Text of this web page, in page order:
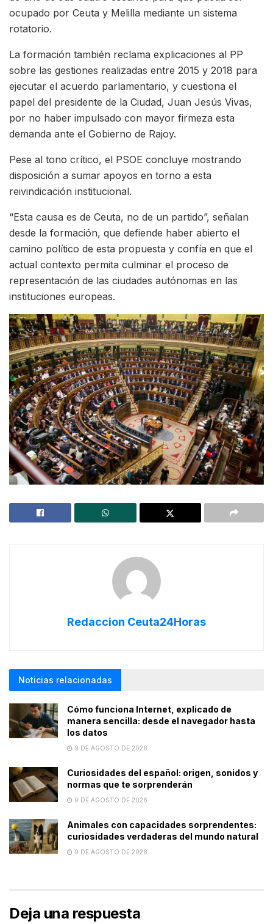
ocupado por Ceuta y Melilla mediante un sistema
rotatorio.
La formación también reclama explicaciones al PP
sobre las gestiones realizadas entre 2015 y 2018 para
ejecutar el acuerdo parlamentario, y cuestiona el
papel del presidente de la Ciudad, Juan Jesús Vivas,
por no haber impulsado con mayor firmeza esta
demanda ante el Gobierno de Rajoy.
Pese al tono crítico, el PSOE concluye mostrando
disposición a sumar apoyos en torno a esta
reivindicación institucional.
“Esta causa es de Ceuta, no de un partido”, señalan
desde la formación, que defiende haber abierto el
camino político de esta propuesta y confía en que el
actual contexto permita culminar el proceso de
representación de las ciudades autónomas en las
instituciones europeas.
Redaccion Ceuta24Horas
Noticias relacionadas
Cómo funciona Internet, explicado de
manera sencilla: desde el navegador hasta
los datos
9 DE AGOSTO DE 2026
Curiosidades del español: origen, sonidos y
normas que te sorprenderán
9 DE AGOSTO DE 2026
Animales con capacidades sorprendentes:
curiosidades verdaderas del mundo natural
9 DE AGOSTO DE 2026
Deja una respuesta